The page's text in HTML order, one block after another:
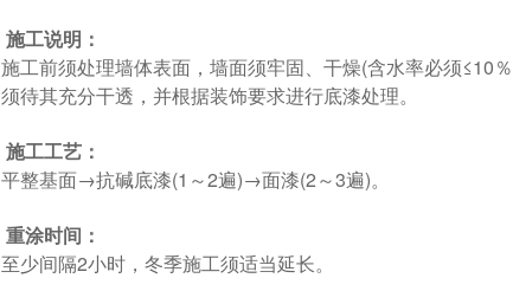
施工说明：
施工前须处理墙体表面，墙面须牢固、干燥(含水率必须≤10
须待其充分干透，并根据装饰要求进行底漆处理。
施工工艺：
平整基面→抗碱底漆(1～2遍)→面漆(2～3遍)。
重涂时间：
至少间隔2小时，冬季施工须适当延长。